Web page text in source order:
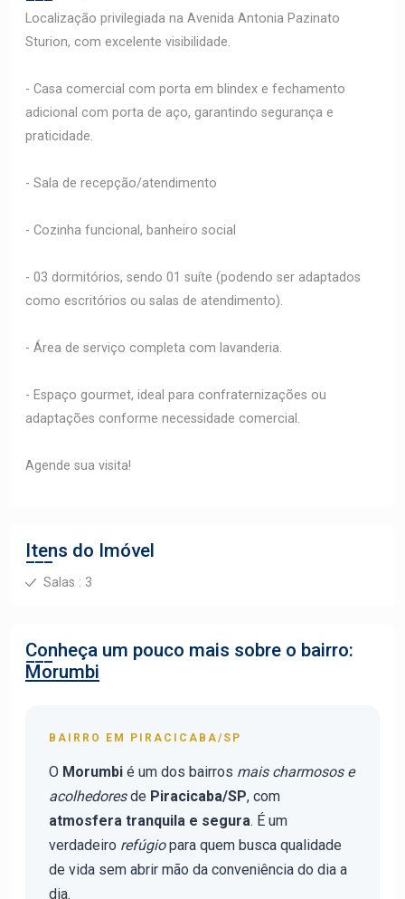
Localização privilegiada na Avenida Antonia Pazinato
Sturion, com excelente visibilidade.
- Casa comercial com porta em blindex e fechamento
adicional com porta de aço, garantindo segurança e
praticidade.
- Sala de recepção/atendimento
- Cozinha funcional, banheiro social
- 03 dormitórios, sendo 01 suíte (podendo ser adaptados
como escritórios ou salas de atendimento).
- Área de serviço completa com lavanderia.
- Espaço gourmet, ideal para confraternizações ou
adaptações conforme necessidade comercial.
Agende sua visita!
Itens do Imóvel
Salas : 3
Conheça um pouco mais sobre o bairro:
Morumbi
BAIRRO EM PIRACICABA/SP
O Morumbi é um dos bairros mais charmosos e
acolhedoresde Piracicaba/SP, com
atmosfera tranquila e segura. É um
verdadeiro refúgiopara quem busca qualidade
de vida sem abrir mão da conveniência do dia a
dia.